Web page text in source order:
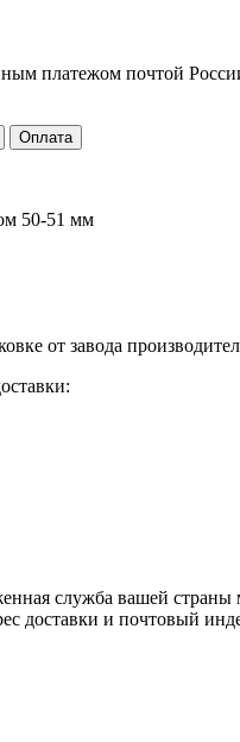
платежом почтой
Оплата
50-51 мм
от завода
служба вашей
доставки и почтовый